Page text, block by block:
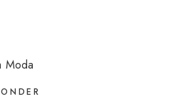
Moda